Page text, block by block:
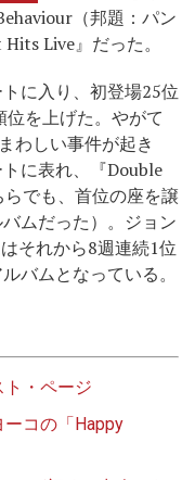
（邦題：パン
Live』だった。
に入り、初登場25位
を上げた。やがて
わしい事件が起き
に表れ、『Double
でも、首位の座を譲
ムだった）。ジョン
それから8週連続1位
バムとなっている。
・ページ
コの「Happy